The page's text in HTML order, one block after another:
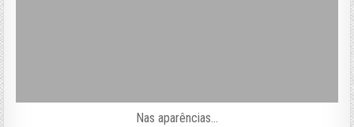
Nas aparências…